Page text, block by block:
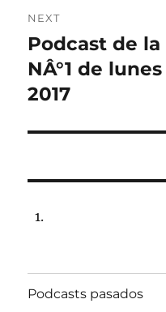
NEXT
Next
post:
Podcast de
NÂ°1 de
2017
Podcasts pasados